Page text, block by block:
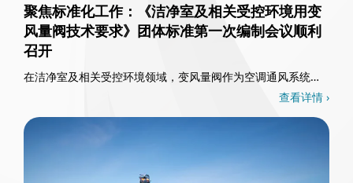
聚焦标准化工作：《洁净室及相关受控环境用变
风量阀技术要求》团体标准第一次编制会议顺利
召开
在洁净室及相关受控环境领域，变风量阀作为空调通风系统的
核心控制部件，其重要性不言而喻。3月26日，一……查看详情 ›